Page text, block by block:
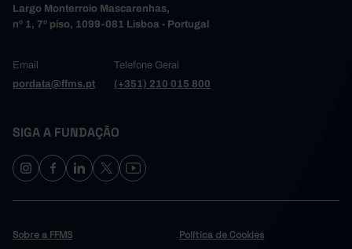
Largo Monterroio Mascarenhas,
nº 1, 7º piso, 1099-081 Lisboa - Portugal
Email
pordata@ffms.pt
Telefone Geral
(+351) 210 015 800
SIGA A FUNDAÇÃO
Sobre a FFMS Política de Cookies